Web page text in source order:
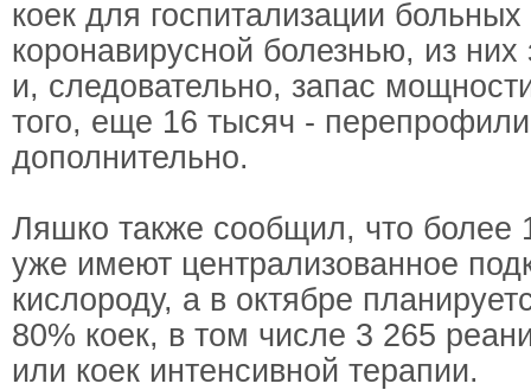
коек для госпитализации больных
коронавирусной болезнью, из них
и, следовательно, запас
того, еще 16 тысяч -
дополнительно.
Ляшко также сообщил, что более
уже имеют централизованное
кислороду, а в октябре
80% коек, в том числе 3 265
или коек интенсивной терапии.